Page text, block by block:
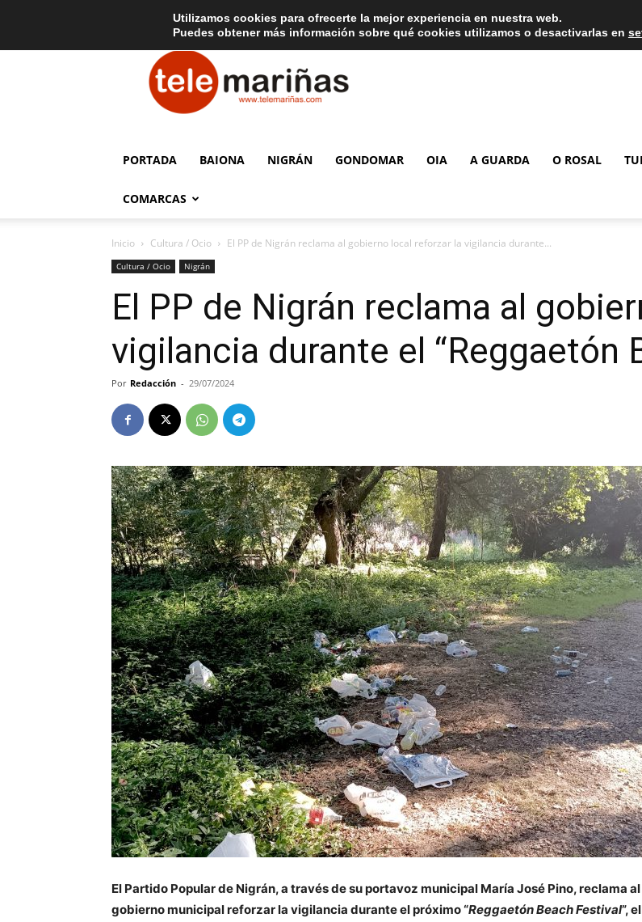
Tarifas de publicidad
Telemariñas
PORTADA BAIONA NIGRÁN GONDOMAR OIA A GUARDA O ROSAL TUI
COMARCAS
Inicio Cultura / Ocio El PP de Nigrán reclama al gobierno local reforzar la vigilancia durante...
Cultura / Ocio Nigrán
El PP de Nigrán reclama al
vigilancia durante el “Reggaetón
Por Redacción - 29/07/2024
El Partido Popular de Nigrán, a través de su portavoz municipal María José Pino, reclama al
gobierno municipal reforzar la vigilancia durante el próximo “Reggaetón Beach Festival”,
Utilizamos cookies para ofrecerte la mejor experiencia en nuestra web.
Puedes obtener más información sobre qué cookies utilizamos o desactivarlas en